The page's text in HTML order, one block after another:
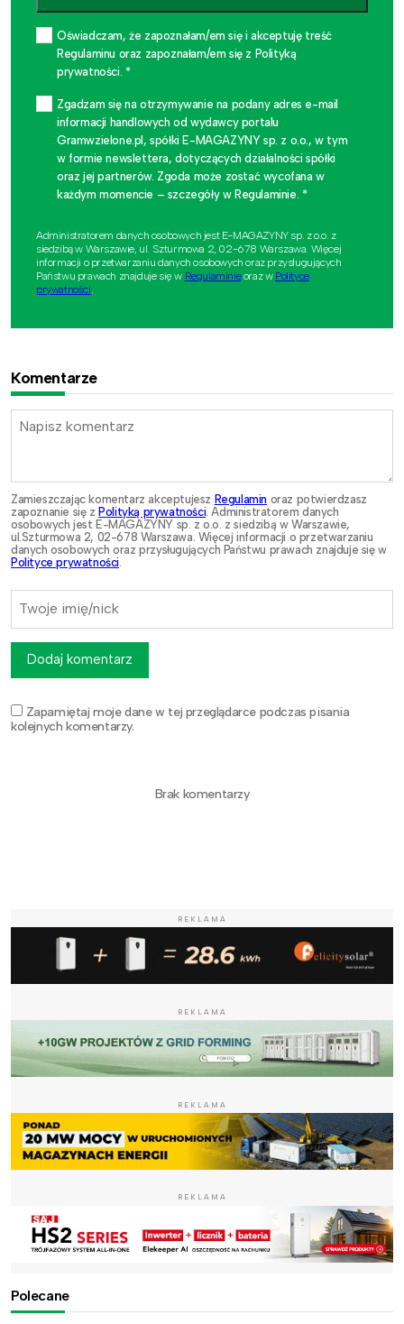
Oświadczam, że zapoznałam/em się i akceptuję treść
Regulaminu oraz zapoznałam/em się z Polityką
prywatności. *
Zgadzam się na otrzymywanie na podany adres e-mail
informacji handlowych od wydawcy portalu
Gramwzielone.pl, spółki E-MAGAZYNY sp. z o.o., w tym
w formie newslettera, dotyczących działalności spółki
oraz jej partnerów. Zgoda może zostać wycofana w
każdym momencie – szczegóły w Regulaminie. *
Administratorem danych osobowych jest E-MAGAZYNY sp. z o.o. z
siedzibą w Warszawie, ul. Szturmowa 2, 02-678 Warszawa. Więcej
informacji o przetwarzaniu danych osobowych oraz przysługujących
Państwu prawach znajduje się w Regulaminieoraz w Polityce
prywatności.
Komentarze
Zamieszczając komentarz akceptujesz Regulamin oraz potwierdzasz
zapoznanie się z Polityką prywatności. Administratorem danych
osobowych jest E-MAGAZYNY sp. z o.o. z siedzibą w Warszawie,
ul.Szturmowa 2, 02-678 Warszawa. Więcej informacji o przetwarzaniu
danych osobowych oraz przysługujących Państwu prawach znajduje się w
Polityce prywatności.
Zapamiętaj moje dane w tej przeglądarce podczas pisania
kolejnych komentarzy.
Dodaj komentarz
Brak komentarzy
REKLAMA
REKLAMA
REKLAMA
REKLAMA
Polecane